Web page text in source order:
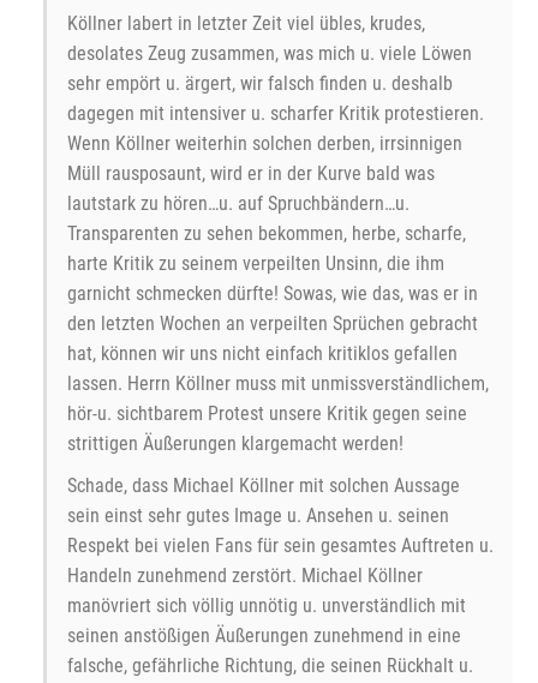
Köllner labert in letzter Zeit viel übles, krudes,
desolates Zeug zusammen, was mich u. viele Löwen
sehr empört u. ärgert, wir falsch finden u. deshalb
dagegen mit intensiver u. scharfer Kritik protestieren.
Wenn Köllner weiterhin solchen derben, irrsinnigen
Müll rausposaunt, wird er in der Kurve bald was
lautstark zu hören…u. auf Spruchbändern…u.
Transparenten zu sehen bekommen, herbe, scharfe,
harte Kritik zu seinem verpeilten Unsinn, die ihm
garnicht schmecken dürfte! Sowas, wie das, was er in
den letzten Wochen an verpeilten Sprüchen gebracht
hat, können wir uns nicht einfach kritiklos gefallen
lassen. Herrn Köllner muss mit unmissverständlichem,
hör-u. sichtbarem Protest unsere Kritik gegen seine
strittigen Äußerungen klargemacht werden!
Schade, dass Michael Köllner mit solchen Aussage
sein einst sehr gutes Image u. Ansehen u. seinen
Respekt bei vielen Fans für sein gesamtes Auftreten u.
Handeln zunehmend zerstört. Michael Köllner
manövriert sich völlig unnötig u. unverständlich mit
seinen anstößigen Äußerungen zunehmend in eine
falsche, gefährliche Richtung, die seinen Rückhalt u.